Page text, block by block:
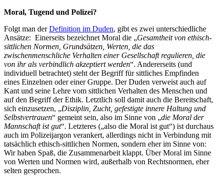
Moral, Tugend und Polizei?
Folgt man derDefinition im Duden, gibt es zwei unterschiedliche
Ansätze: Einerseits bezeichnet Moral die „Gesamtheit von ethisch-
sittlichen Normen, Grundsätzen, Werten, die das
zwischenmenschliche Verhalten einer Gesellschaft regulieren, die
von ihr als verbindlich akzeptiert werden“. Andererseits (und
individuell betrachtet) steht der Begriff für sittliches Empfinden
eines Einzelnen oder einer Gruppe. Der Duden verweist auch auf
Kant und seine Lehre vom sittlichen Verhalten des Menschen und
auf den Begriff der Ethik. Letztlich soll damit auch die Bereitschaft,
sich einzusetzen, „Disziplin, Zucht, gefestigte innere Haltung und
Selbstvertrauen“ gemeint sein, also im Sinne von „die Moral der
Mannschaft ist gut“. Letzteres („also die Moral ist gut“) ist durchaus
auch im Polizeijargon verankert, allerdings nicht in Verbindung mit
tatsächlich ethisch-sittlichen Normen, sondern eher im Sinne von:
Wir haben Spaß, die Zusammenarbeit klappt. Über Moral im Sinne
von Werten und Normen wird, außerhalb von Rechtsnormen, eher
selten gesprochen.